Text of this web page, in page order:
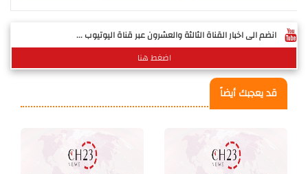
انضم الى اخبار القناة الثالثة والعشرون عبر قناة اليوتيوب ...
اضغط هنا
قد يعجبك أيضاً